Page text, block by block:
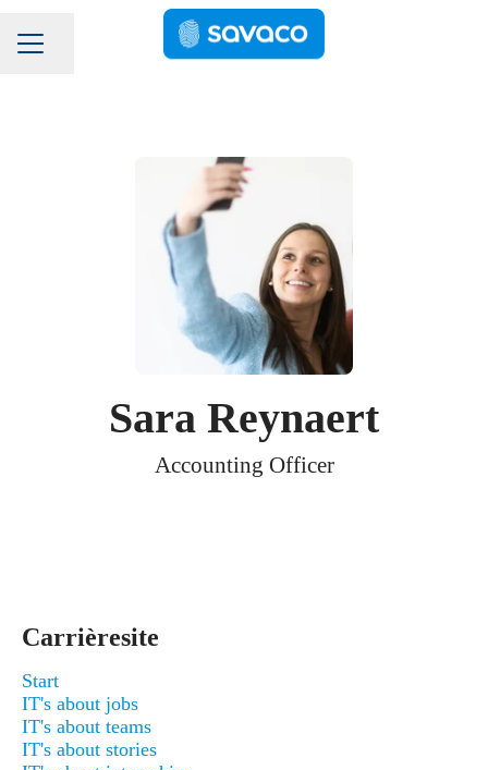
Carrièremenu
Pagina delen
Sara Reynaert
Accounting Officer
Carrièresite
Start
IT's about jobs
IT's about teams
IT's about stories